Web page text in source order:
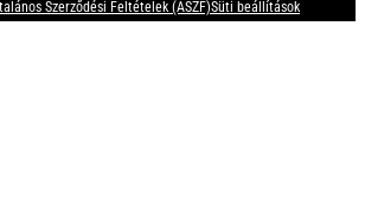
Szerződési Feltételek (ÁSZF)Süti beállítások